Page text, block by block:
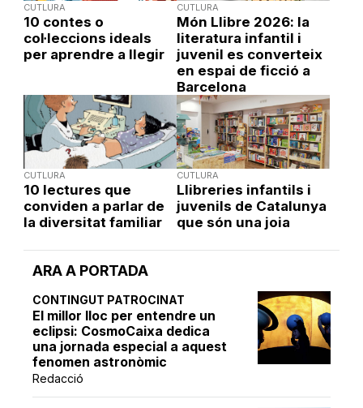
ARA A PORTADA
CONTINGUT PATROCINAT
El millor lloc per entendre un
eclipsi: CosmoCaixa dedica
una jornada especial a aquest
fenomen astronòmic
Redacció
CUTLURA
10 contes o
col·leccions ideals
per aprendre a llegir
CUTLURA
Món Llibre 2026: la
literatura infantil i
juvenil es converteix
en espai de ficció a
Barcelona
CUTLURA
10 lectures que
conviden a parlar de
la diversitat familiar
CUTLURA
Llibreries infantils i
juvenils de Catalunya
que són una joia